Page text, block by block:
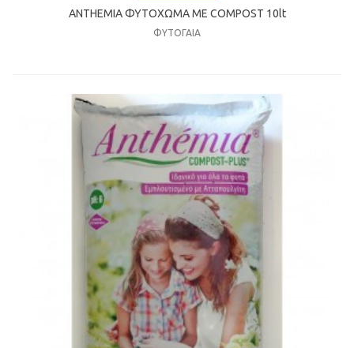
ANTHEMIA ΦΥΤΟΧΩΜΑ ΜΕ COMPOST 10lt
ΦΥΤΟΓΑΙΑ